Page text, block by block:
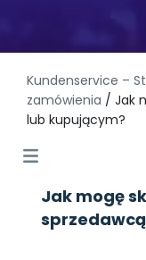
Kundenservice –
zamówienia / Jak
lub kupującym?
Jak mogę